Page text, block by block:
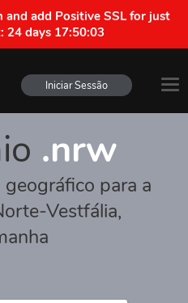
and add Positive SSL for just
24 days 17:50:03
Iniciar Sessão
.nrw
para a
Vestfália,